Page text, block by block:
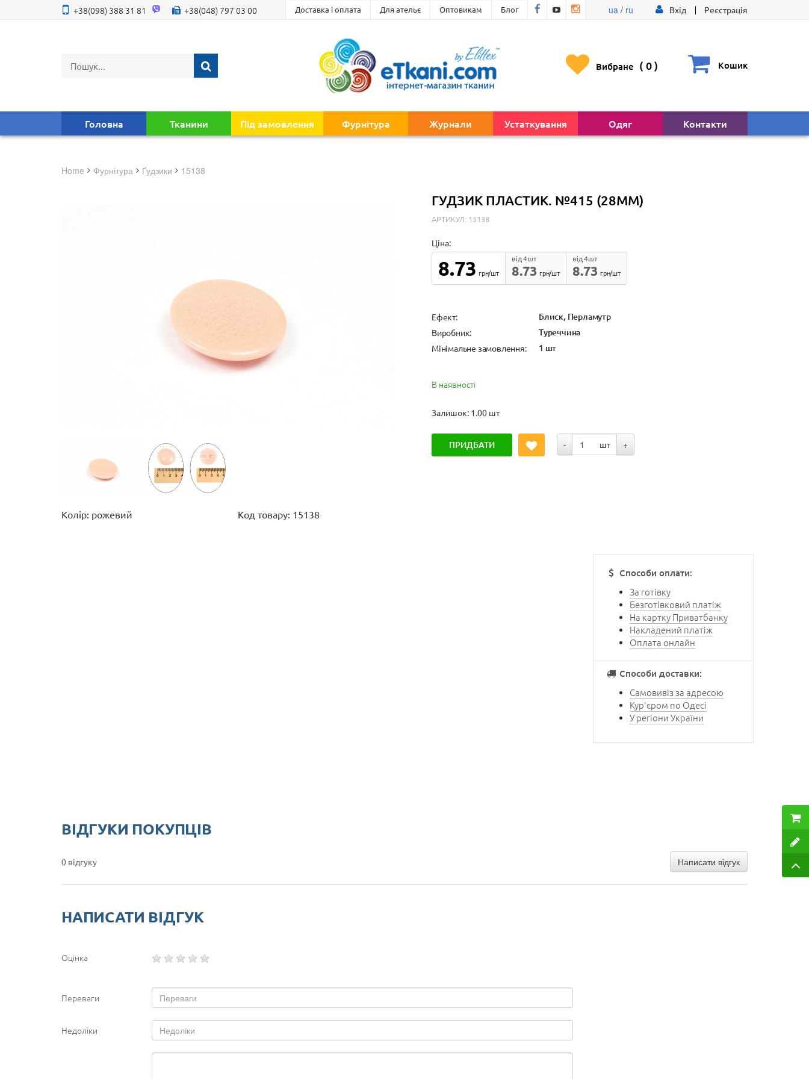
+38(098) 388 31 81 +38(048) 797 03 00 Доставка і оплата Для ательє Оптовикам Блог ua/ ru Вхід Реєстрація
Вибране ( 0) Кошик
Головна Тканини Під замовлення Фурнітура Журнали Устаткування Одяг Контакти
Home фурнітура Ґудзики 15138
Колір: рожевий Код товару: 15138
ГУДЗИК ПЛАСТИК. №415 (28ММ)
АРТИКУЛ: 15138
Ціна:
8.73 грн/шт 8.73
від 4шт
грн/шт
8.73
від 4шт
грн/шт
Ефект: Блиск, Перламутр
Виробник: Туреччина
Мінімальне замовлення: 1 шт
В наявності
Залишок: 1.00 шт
ПРИДБАТИ - шт +
Способи оплати:
За готівку
Безготівковий платіж
На картку Приватбанку
Накладений платіж
Оплата онлайн
Способи доставки:
Самовивіз за адресою
Кур'єром по Одесі
У регіони України
ВІДГУКИ ПОКУПЦІВ
0 відгуку Написати відгук
НАПИСАТИ ВІДГУК
Оцінка
Переваги
Недоліки